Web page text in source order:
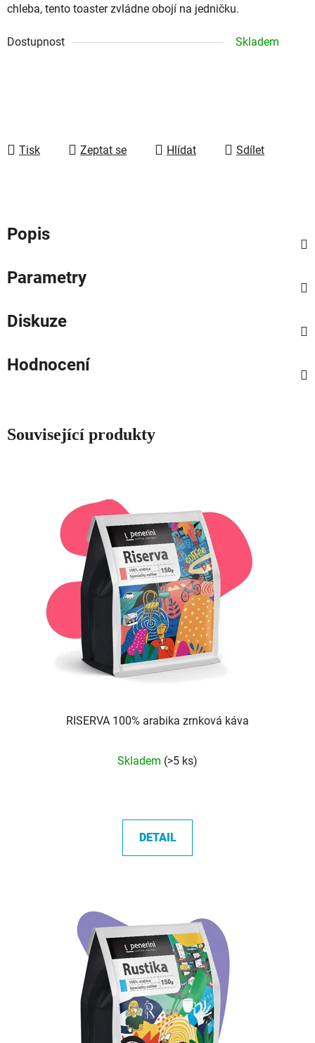
chleba, tento toaster zvládne obojí na jedničku.
Dostupnost Skladem
Tisk Zeptat se Hlídat Sdílet
Popis
Parametry
Diskuze
Hodnocení
Související produkty
RISERVA 100% arabika zrnková káva
hodnocení
5,0
z
Skladem (>5 ks)
DETAIL